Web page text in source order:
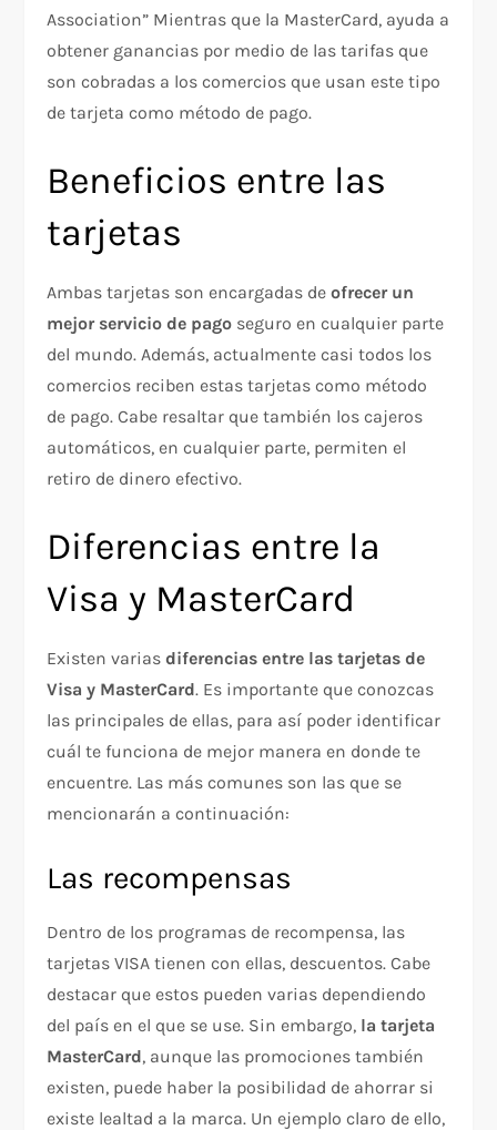
Association” Mientras que la MasterCard, ayuda a
obtener ganancias por medio de las tarifas que
son cobradas a los comercios que usan este tipo
de tarjeta como método de pago.
Beneficios entre las
tarjetas
Ambas tarjetas son encargadas deofrecer un
mejor servicio de pago seguro en cualquier parte
del mundo. Además, actualmente casi todos los
comercios reciben estas tarjetas como método
de pago. Cabe resaltar que también los cajeros
automáticos, en cualquier parte, permiten el
retiro de dinero efectivo.
Diferencias entre la
Visa y MasterCard
Existen variasdiferencias entre las tarjetas de
Visa y MasterCard. Es importante que conozcas
las principales de ellas, para así poder identificar
cuál te funciona de mejor manera en donde te
encuentre. Las más comunes son las que se
mencionarán a continuación:
Las recompensas
Dentro de los programas de recompensa, las
tarjetas VISA tienen con ellas, descuentos. Cabe
destacar que estos pueden varias dependiendo
del país en el que se use. Sin embargo, la tarjeta
MasterCard, aunque las promociones también
existen, puede haber la posibilidad de ahorrar si
existe lealtad a la marca. Un ejemplo claro de ello,